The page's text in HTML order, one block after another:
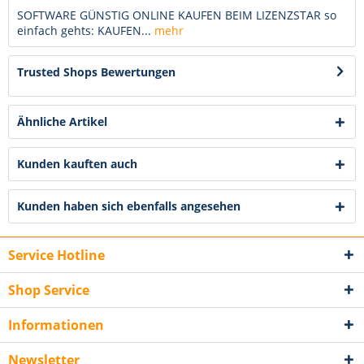
SOFTWARE GÜNSTIG ONLINE KAUFEN BEIM LIZENZSTAR so
einfach gehts: KAUFEN... mehr
Trusted Shops Bewertungen
Ähnliche Artikel
Kunden kauften auch
Kunden haben sich ebenfalls angesehen
Service Hotline
Shop Service
Informationen
Newsletter